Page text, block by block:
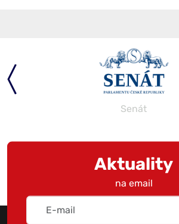
Senát
Aktuality
na email